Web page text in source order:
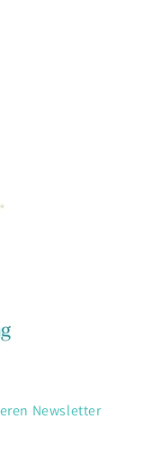
Newsletter